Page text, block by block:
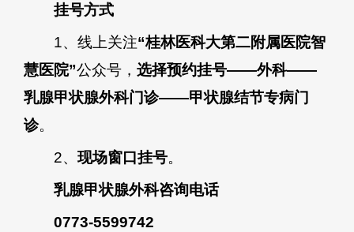
挂号方式
1、线上关注“桂林医科大第二附属医院智
慧医院”公众号， 选择预约挂号——外科——
乳腺甲状腺外科门诊——甲状腺结节专病门
诊。
2、现场窗口挂号。
乳腺甲状腺外科咨询电话
0773-5599742